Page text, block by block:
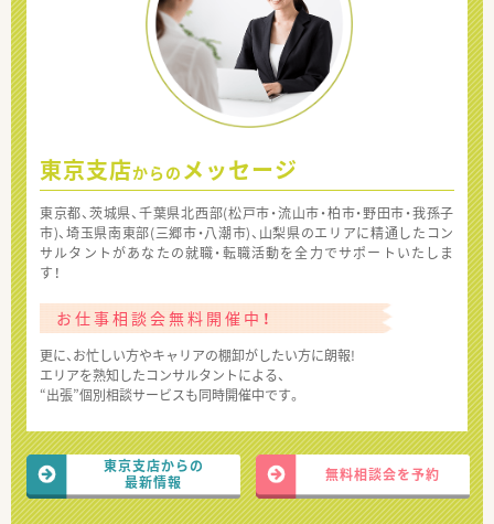
東京支店からの メッセージ
東京都、茨城県、千葉県北西部(松戸市・流山市・柏市・野田市・我孫子
市)、埼玉県南東部(三郷市・八潮市)、山梨県のエリアに精通したコン
サルタントがあなたの就職・転職活動を全力でサポートいたしま
す！
お仕事相談会無料開催中！
更に、お忙しい方やキャリアの棚卸がしたい方に朗報!
エリアを熟知したコンサルタントによる、
“出張”個別相談サービスも同時開催中です。
東京支店からの
最新情報
無料相談会を予約